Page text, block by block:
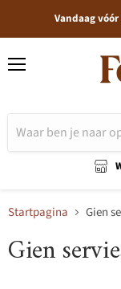
Vandaag
Startpagina Gien
Gien